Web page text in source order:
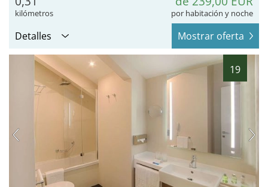
kilómetros por habitación y noche
Detalles Mostrar oferta
19